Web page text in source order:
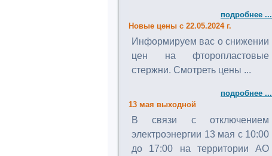
подробнее ...
Новые цены с 22.05.2024 г.
Информируем вас о снижении
цен на фторопластовые
стержни. Смотреть цены ...
подробнее ...
13 мая выходной
В связи с отключением
электроэнергии 13 мая с 10:00
до 17:00 на территории АО